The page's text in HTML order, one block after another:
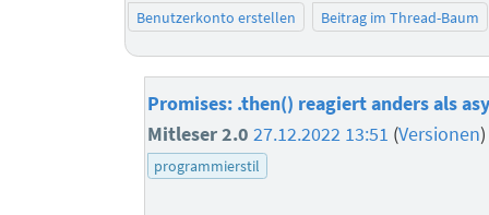
Benutzerkonto erstellen
Beitrag im Thread-Baum
Promises: .then() reagiert anders als
Mitleser 2.0 27.12.2022 13:51 (Versionen)
programmierstil